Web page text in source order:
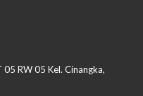
RW 05 Kel. Cinangka,